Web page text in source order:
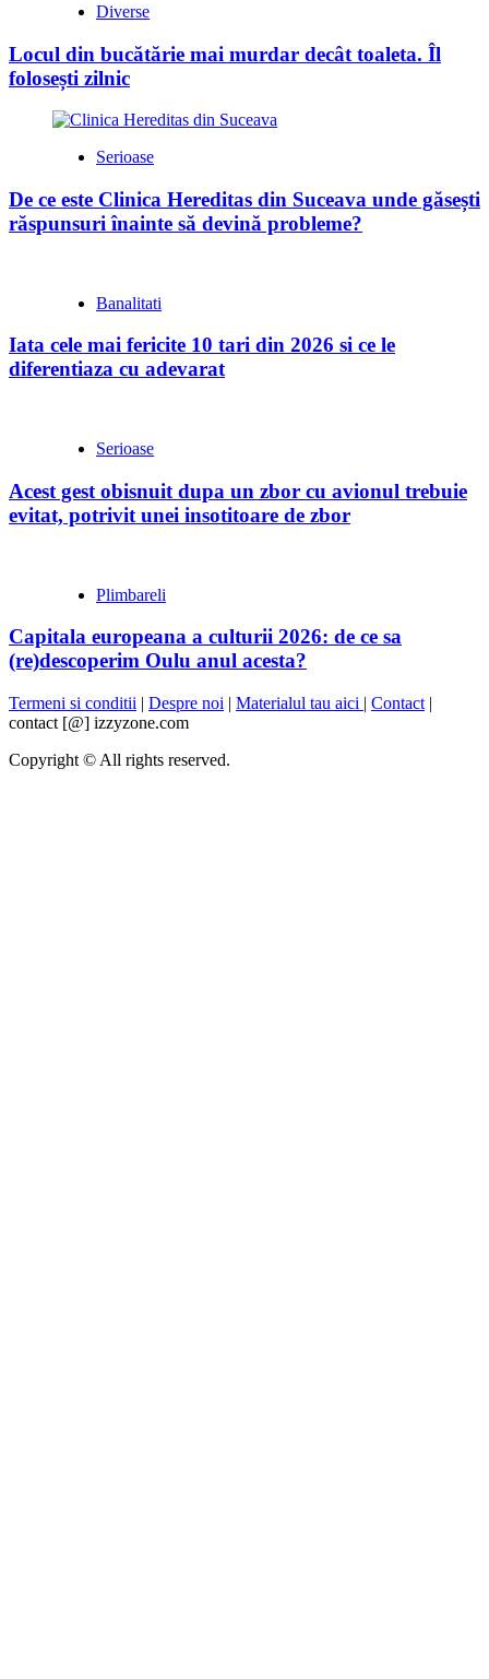
Diverse
Locul din bucătărie mai murdar decât toaleta. Îl
folosești zilnic
Serioase
De ce este Clinica Hereditas din Suceava unde găsești
răspunsuri înainte să devină probleme?
Banalitati
Iata cele mai fericite 10 tari din 2026 si ce le
diferentiaza cu adevarat
Serioase
Acest gest obisnuit dupa un zbor cu avionul trebuie
evitat, potrivit unei insotitoare de zbor
Plimbareli
Capitala europeana a culturii 2026: de ce sa
(re)descoperim Oulu anul acesta?
Termeni si conditii | Despre noi | Materialul tau aici | Contact |
contact [@] izzyzone.com
Copyright © All rights reserved.